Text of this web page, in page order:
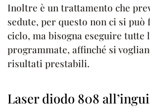
Inoltre è un trattamento che
sedute, per questo non ci si può
ciclo, ma bisogna eseguire tutte
programmate, affinché si
risultati prestabili.
Laser diodo 808